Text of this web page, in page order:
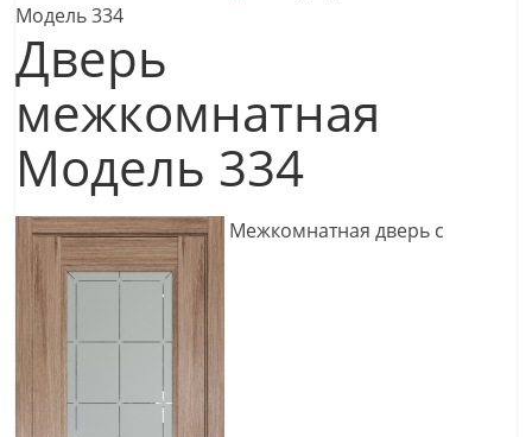
Модель 334
Дверь
межкомнатная
Модель 334
Межкомнатная дверь с